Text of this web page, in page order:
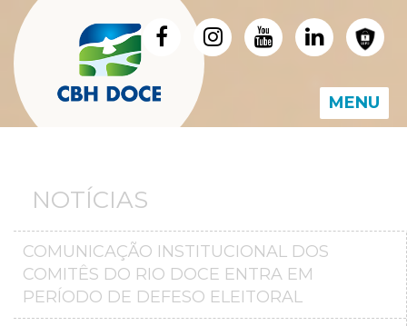
MENU
NOTÍCIAS
COMUNICAÇÃO INSTITUCIONAL DOS
COMITÊS DO RIO DOCE ENTRA EM
PERÍODO DE DEFESO ELEITORAL